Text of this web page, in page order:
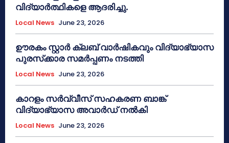
വിദ്യാർത്ഥികളെ ആദരിച്ചു.
Local News June 23, 2026
ഊരകം സ്റ്റാർ ക്ലബ് വാർഷികവും വിദ്യാഭ്യാസ
പുരസ്‌ക്കാര സമർപ്പണം നടത്തി
Local News June 23, 2026
കാറളം സർവ്വീസ് സഹകരണ ബാങ്ക്
വിദ്യാഭ്യാസ അവാർഡ് നൽകി
Local News June 23, 2026